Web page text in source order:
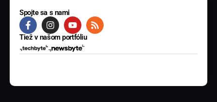
Spojte sa s nami
Tiež v našom portfóliu